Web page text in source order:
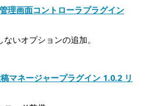
理画面コントローラプラグイン
いオプションの追加。
マネージャープラグイン 1.0.2 リ